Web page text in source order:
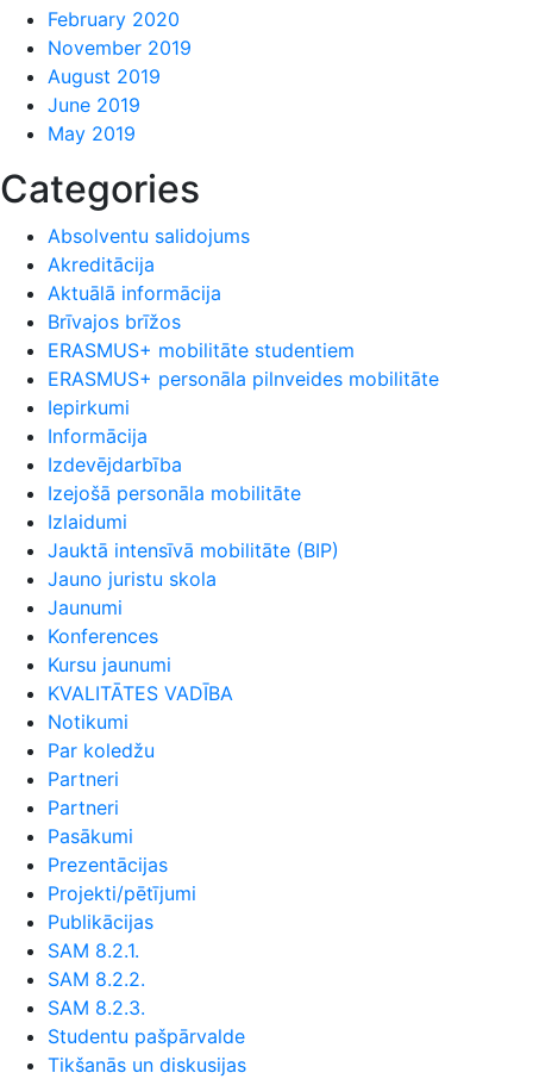
February 2020
November 2019
August 2019
June 2019
May 2019
Categories
Absolventu salidojums
Akreditācija
Aktuālā informācija
Brīvajos brīžos
ERASMUS+ mobilitāte studentiem
ERASMUS+ personāla pilnveides mobilitāte
Iepirkumi
Informācija
Izdevējdarbība
Izejošā personāla mobilitāte
Izlaidumi
Jauktā intensīvā mobilitāte (BIP)
Jauno juristu skola
Jaunumi
Konferences
Kursu jaunumi
KVALITĀTES VADĪBA
Notikumi
Par koledžu
Partneri
Partneri
Pasākumi
Prezentācijas
Projekti/pētījumi
Publikācijas
SAM 8.2.1.
SAM 8.2.2.
SAM 8.2.3.
Studentu pašpārvalde
Tikšanās un diskusijas